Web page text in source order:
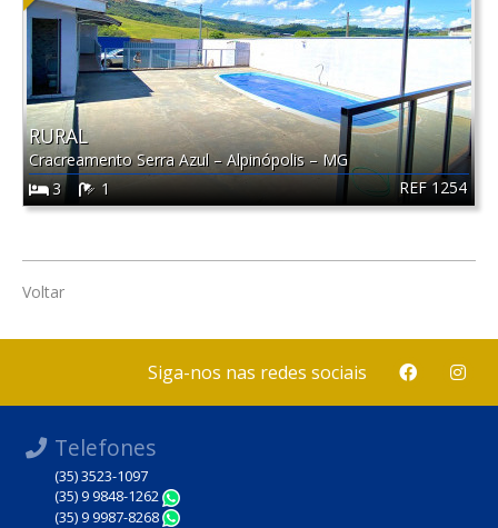
REF 1254
RURAL
Cracreamento Serra Azul–Alpinópolis–MG
3
1
Voltar
Siga-nos nas redes sociais
Telefones
(35) 3523-1097
(35) 9 9848-1262
(35) 9 9987-8268